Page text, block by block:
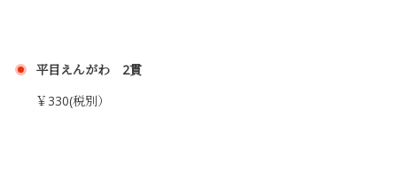
平目えんがわ 2貫
￥330(税別）